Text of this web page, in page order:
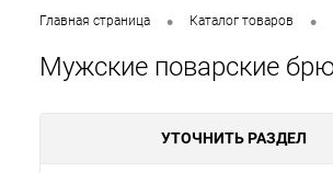
Главная страница • Каталог товаров •
Мужские поварские
УТОЧНИТЬ РАЗДЕЛ